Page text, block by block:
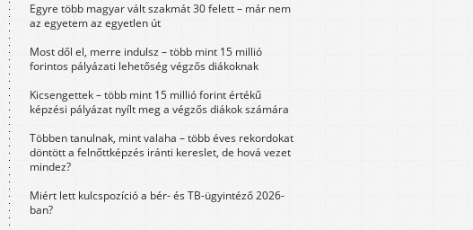
Egyre több magyar vált szakmát 30 felett – már nem
az egyetem az egyetlen út
Most dől el, merre indulsz – több mint 15 millió
forintos pályázati lehetőség végzős diákoknak
Kicsengettek – több mint 15 millió forint értékű
képzési pályázat nyílt meg a végzős diákok számára
Többen tanulnak, mint valaha – több éves rekordokat
döntött a felnőttképzés iránti kereslet, de hová vezet
mindez?
Miért lett kulcspozíció a bér- és TB-ügyintéző 2026-
ban?